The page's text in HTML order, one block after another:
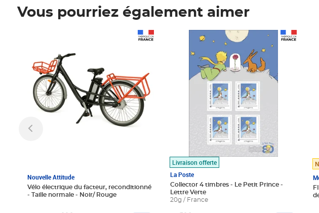
Vous pourriez également aimer
Nouvelle Attitude
Vélo électrique du facteur, reconditionné
- Taille normale - Noir/ Rouge
Livraison offerte
La Poste
Collector 4 timbres - Le Petit Prince -
Lettre Verte
20g / France
Prix 7,50€